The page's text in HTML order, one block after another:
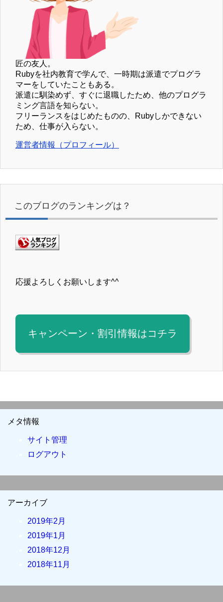
匠の友人。
Rubyを社内教育で学んで、一時期は派遣でプログラ
マーをしていたこともある。
派遣に馴染めず、すぐに退職したため、他のプログラ
ミング言語を知らない。
フリーランスをはじめたものの、Rubyしかできない
ため、仕事が入らない。
運営者情報（プロフィール）
このブログのランキングは？
応援よろしくお願いします^^
キャンペーン・割引情報はコチラ
メタ情報
サイト管理
ログアウト
アーカイブ
2019年2月
2019年1月
2018年12月
2018年11月